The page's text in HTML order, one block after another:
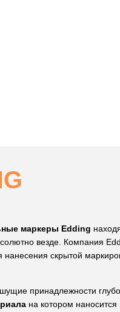
маркеры Edding
везде. Компания
нанесения скрытой
принадлежности
на котором